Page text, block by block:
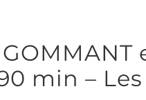
min – Les